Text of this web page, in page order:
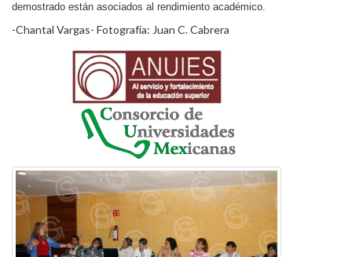
demostrado están asociados al rendimiento académico.
-Chantal Vargas- Fotografía: Juan C. Cabrera